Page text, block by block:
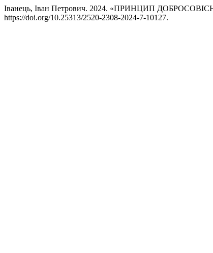
Іванець, Іван Петрович. 2024. «ПРИНЦИП
https://doi.org/10.25313/2520-2308-2024-7-10127.